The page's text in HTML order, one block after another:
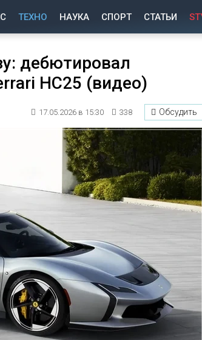
ТЕХНО НАУКА СПОРТ СТАТЬИ
дебютировал
HC25 (видео)
17.05.2026 в 15:30 338 Обсудить